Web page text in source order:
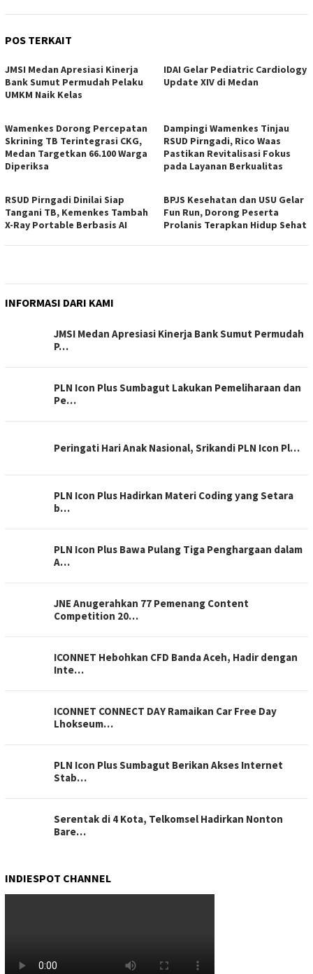
POS TERKAIT
JMSI Medan Apresiasi Kinerja
Bank Sumut Permudah Pelaku
UMKM Naik Kelas
IDAI Gelar Pediatric Cardiology
Update XIV di Medan
Wamenkes Dorong Percepatan
Skrining TB Terintegrasi CKG,
Medan Targetkan 66.100 Warga
Diperiksa
Dampingi Wamenkes Tinjau
RSUD Pirngadi, Rico Waas
Pastikan Revitalisasi Fokus
pada Layanan Berkualitas
RSUD Pirngadi Dinilai Siap
Tangani TB, Kemenkes Tambah
X-Ray Portable Berbasis AI
BPJS Kesehatan dan USU Gelar
Fun Run, Dorong Peserta
Prolanis Terapkan Hidup Sehat
INFORMASI DARI KAMI
JMSI Medan Apresiasi Kinerja Bank Sumut Permudah
P…
PLN Icon Plus Sumbagut Lakukan Pemeliharaan dan
Pe…
Peringati Hari Anak Nasional, Srikandi PLN Icon Pl…
PLN Icon Plus Hadirkan Materi Coding yang Setara
b…
PLN Icon Plus Bawa Pulang Tiga Penghargaan dalam
A…
JNE Anugerahkan 77 Pemenang Content
Competition 20…
ICONNET Hebohkan CFD Banda Aceh, Hadir dengan
Inte…
ICONNET CONNECT DAY Ramaikan Car Free Day
Lhokseum…
PLN Icon Plus Sumbagut Berikan Akses Internet
Stab…
Serentak di 4 Kota, Telkomsel Hadirkan Nonton
Bare…
INDIESPOT CHANNEL